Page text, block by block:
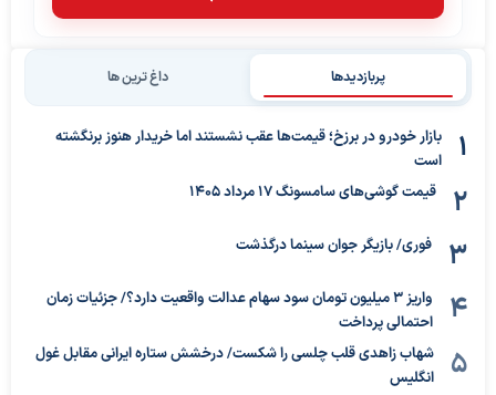
پربازدیدها داغ ترین ها
بازار خودرو در برزخ؛ قیمت‌ها عقب نشستند اما خریدار هنوز برنگشته
است
قیمت گوشی‌های سامسونگ 17 مرداد 1405
فوری/ بازیگر جوان سینما درگذشت
واریز ۳ میلیون تومان سود سهام عدالت واقعیت دارد؟/ جزئیات زمان
احتمالی پرداخت
شهاب زاهدی قلب چلسی را شکست/ درخشش ستاره ایرانی مقابل غول
انگلیس